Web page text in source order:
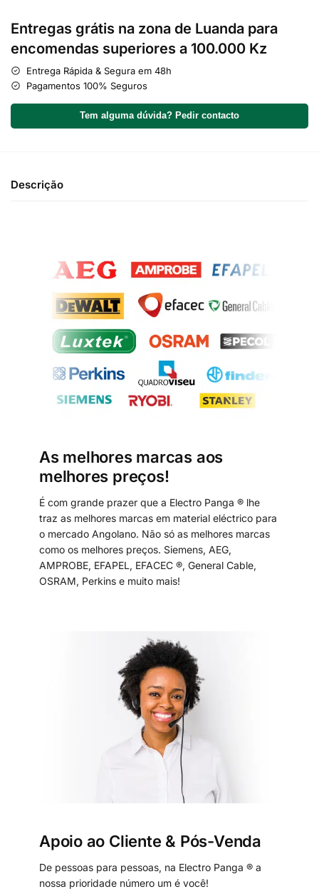
Entregas grátis na zona de Luanda para
encomendas superiores a 100.000 Kz
Entrega Rápida & Segura em 48h
Pagamentos 100% Seguros
Tem alguma dúvida? Pedir contacto
Descrição
As melhores marcas aos
melhores preços!
É com grande prazer que a Electro Panga ® lhe
traz as melhores marcas em material eléctrico para
o mercado Angolano. Não só as melhores marcas
como os melhores preços. Siemens, AEG,
AMPROBE, EFAPEL, EFACEC ®, General Cable,
OSRAM, Perkins e muito mais!
Apoio ao Cliente & Pós-Venda
De pessoas para pessoas, na Electro Panga ® a
nossa prioridade número um é você!